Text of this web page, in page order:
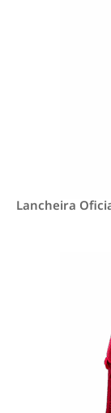
Lancheira